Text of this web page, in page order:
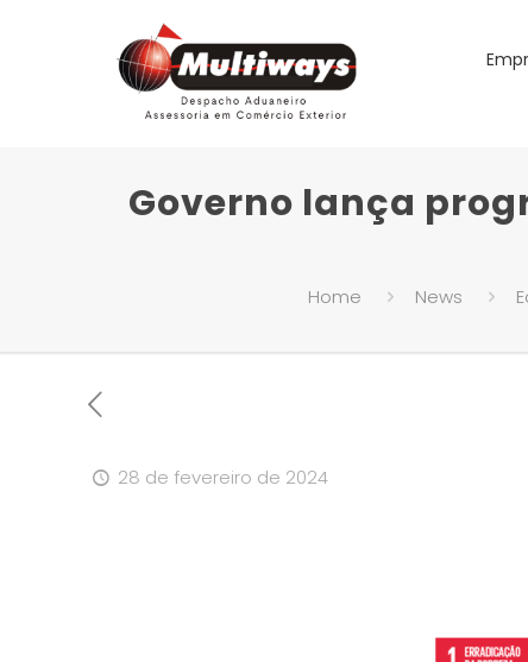
Governo lança
Home News
28 de fevereiro de 2024